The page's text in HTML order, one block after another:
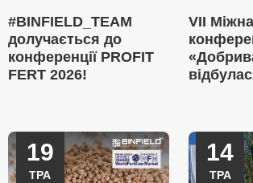
#BINFIELD_TEAM
долучається до
конференції PROFIT
FERT 2026!
VII
19
ТРА
14
ТРА